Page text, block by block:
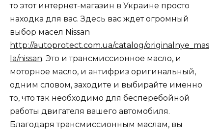
то этот интернет-магазин в Украине просто
находка для вас. Здесь вас ждет огромный
выбор масел Nissan
http://autoprotect.com.ua/catalog/originalnye_mas
la/nissan. Это и трансмиссионное масло, и
моторное масло, и антифриз оригинальный,
одним словом, заходите и выбирайте именно
то, что так необходимо для бесперебойной
работы двигателя вашего автомобиля.
Благодаря трансмиссионным маслам, вы